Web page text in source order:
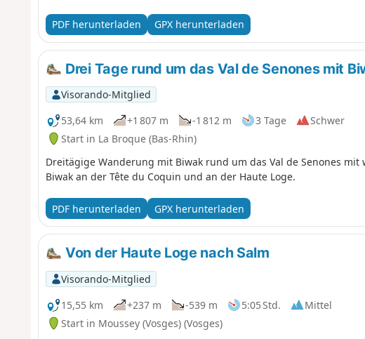
PDF herunterladen GPX herunterladen
Drei Tage rund um das Val de Senones mit
Visorando-Mitglied
53,64 km
+1 807 m -1 812 m 3 Tage
Schwer
Start in La Broque (Bas-Rhin)
Dreitägige Wanderung mit Biwak rund um das Val de Senones
Biwak an der Tête du Coquin und an der Haute Loge.
PDF herunterladen GPX herunterladen
Von der Haute Loge nach Salm
Visorando-Mitglied
15,55 km
+237 m -539 m 5:05 Std.
Mittel
Start in Moussey (Vosges) (Vosges)